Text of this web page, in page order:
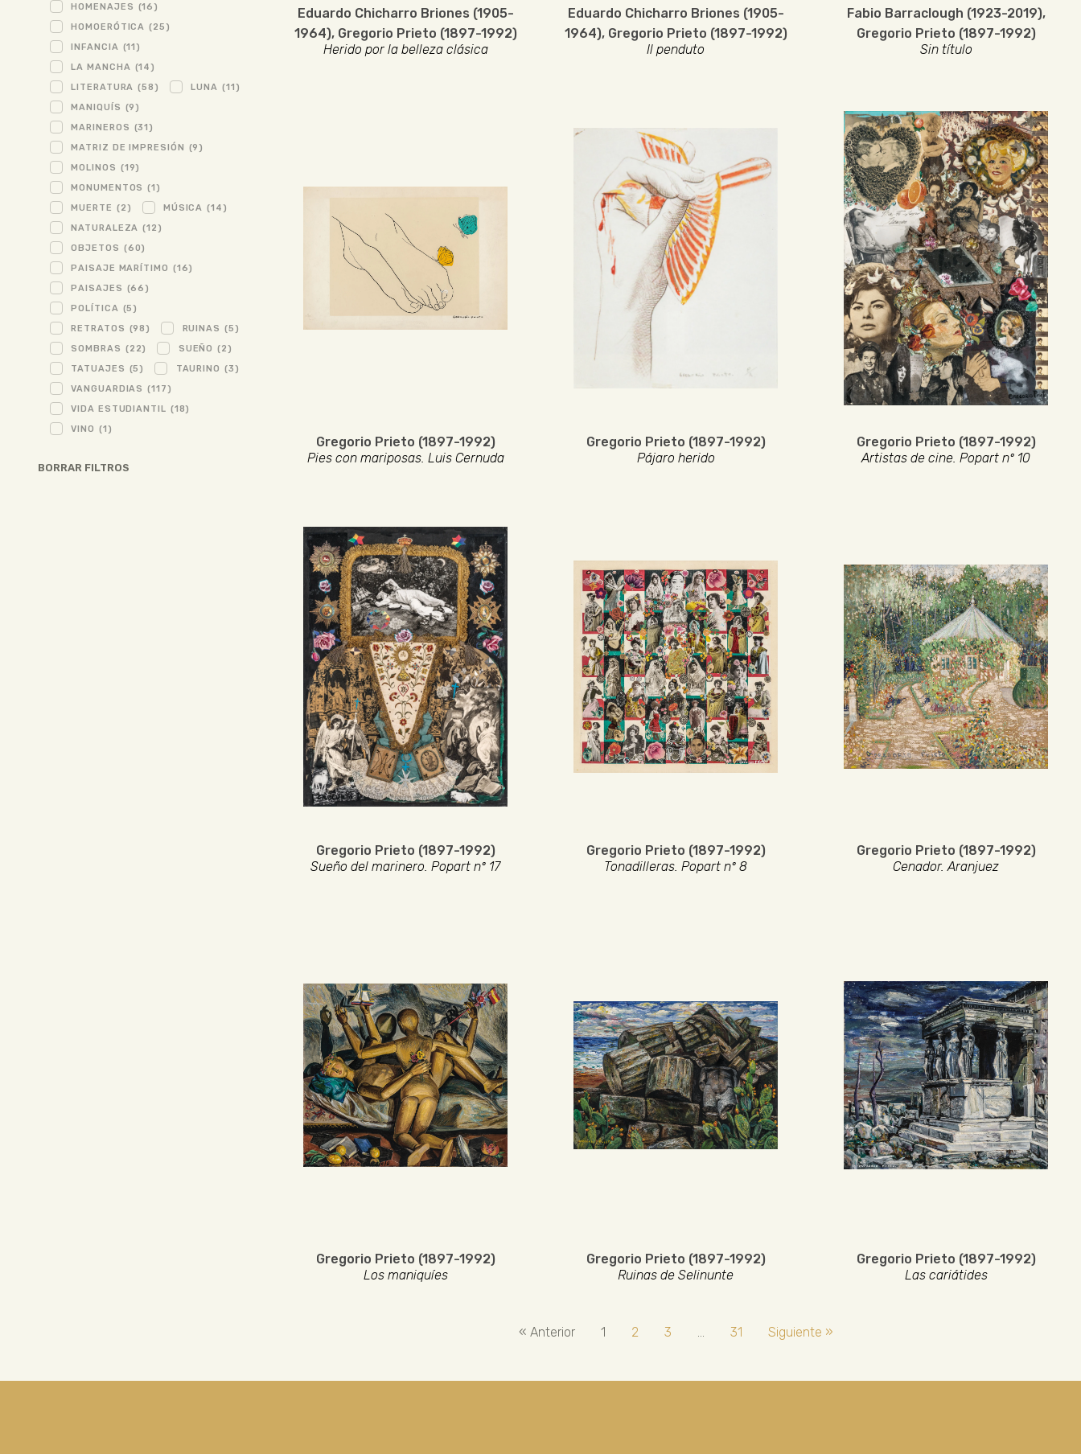
HOMENAJES (16)
HOMOERÓTICA (25)
INFANCIA (11)
LA MANCHA (14)
LITERATURA (58) LUNA (11)
MANIQUÍS (9)
MARINEROS (31)
MATRIZ DE IMPRESIÓN (9)
MOLINOS (19)
MONUMENTOS (1)
MUERTE (2) MÚSICA (14)
NATURALEZA (12)
OBJETOS (60)
PAISAJE MARÍTIMO (16)
PAISAJES (66)
POLÍTICA (5)
RETRATOS (98) RUINAS (5)
SOMBRAS (22) SUEÑO (2)
TATUAJES (5) TAURINO (3)
VANGUARDIAS (117)
VIDA ESTUDIANTIL (18)
VINO (1)
BORRAR FILTROS
Eduardo Chicharro Briones (1905-
1964), Gregorio Prieto (1897-1992)
Herido por la belleza clásica
Eduardo Chicharro Briones (1905-
1964), Gregorio Prieto (1897-1992)
Il penduto
Fabio Barraclough (1923-2019),
Gregorio Prieto (1897-1992)
Sin título
Gregorio Prieto (1897-1992)
Pies con mariposas. Luis Cernuda
Gregorio Prieto (1897-1992)
Pájaro herido
Gregorio Prieto (1897-1992)
Artistas de cine. Popart nº 10
Gregorio Prieto (1897-1992)
Sueño del marinero. Popart nº 17
Gregorio Prieto (1897-1992)
Tonadilleras. Popart nº 8
Gregorio Prieto (1897-1992)
Cenador. Aranjuez
Gregorio Prieto (1897-1992)
Los maniquíes
Gregorio Prieto (1897-1992)
Ruinas de Selinunte
Gregorio Prieto (1897-1992)
Las cariátides
« Anterior 1 2 3 … 31 Siguiente »